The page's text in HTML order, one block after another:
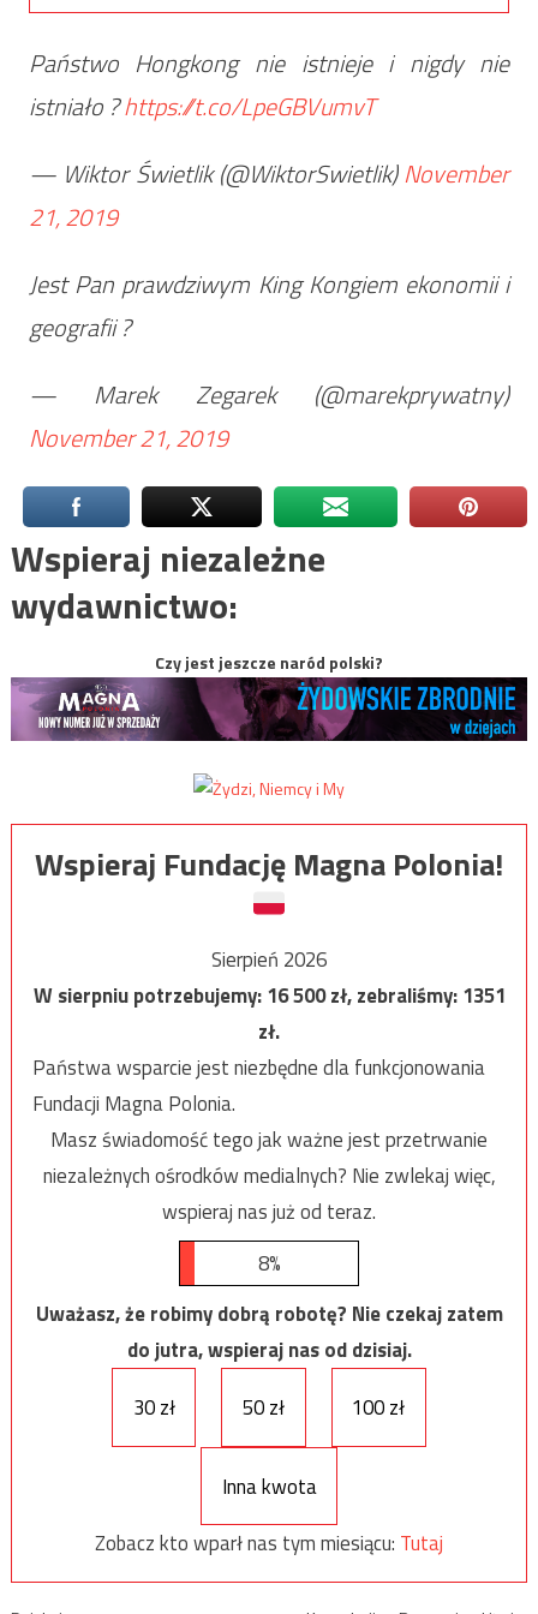
Państwo Hongkong nie istnieje i nigdy nie
istniało ?https://t.co/LpeGBVumvT
— Wiktor Świetlik (@WiktorSwietlik)November
21, 2019
Jest Pan prawdziwym King Kongiem ekonomii i
geografii ?
— Marek Zegarek (@marekprywatny)
November 21, 2019
Wspieraj niezależne
wydawnictwo:
Czy jest jeszcze naród polski?
Wspieraj Fundację Magna Polonia!
Sierpień 2026
W sierpniu potrzebujemy:16 500zł, zebraliśmy:1351
zł.
Państwa wsparcie jest niezbędne dla funkcjonowania
Fundacji Magna Polonia.
Masz świadomość tego jak ważne jest przetrwanie
niezależnych ośrodków medialnych? Nie zwlekaj więc,
wspieraj nas już od teraz.
8%
Uważasz, że robimy dobrą robotę? Nie czekaj zatem
do jutra, wspieraj nas od dzisiaj.
30 zł
50 zł 100 zł
Inna kwota
Zobacz kto wparł nas tym miesiącu: Tutaj